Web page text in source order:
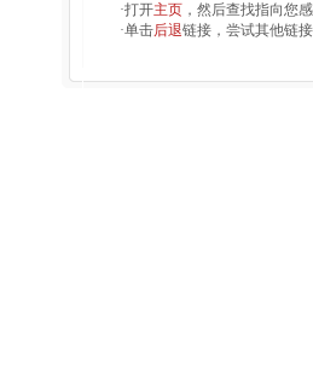
·打开主页 ，然后查找指向您
·单击后退链接，尝试其他链